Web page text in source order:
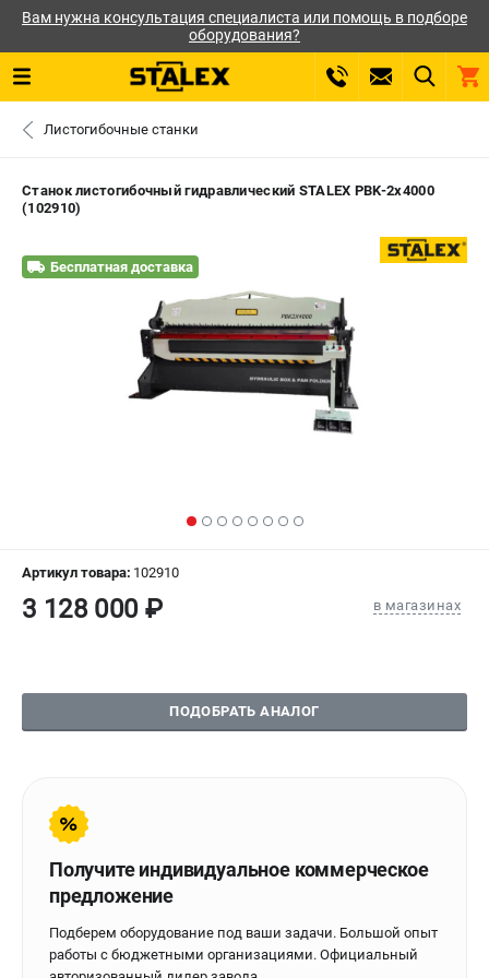
Вам нужна консультация специалиста или помощь в подборе
оборудования?
МАГАЗИНЫ
ИЗБРАННОЕ ( 0 )
ВХОД ИЛИ РЕГИСТРАЦИЯ
САНКТ-ПЕТЕРБУРГ
0 ₽
ПОДДЕРЖКА
Политика обработки персональных данных
ИНФОРМАЦИЯ
О компании
О бренде
Юридическим лицам
Листогибочные станки
Станок листогибочный гидравлический STALEX PBK-2x4000
(102910)
Бесплатная доставка
Артикул товара: 102910
3 128 000 ₽ в магазинах
ПОДОБРАТЬ АНАЛОГ
Получите индивидуальное коммерческое
предложение
Подберем оборудование под ваши задачи. Большой опыт
работы с бюджетными организациями. Официальный